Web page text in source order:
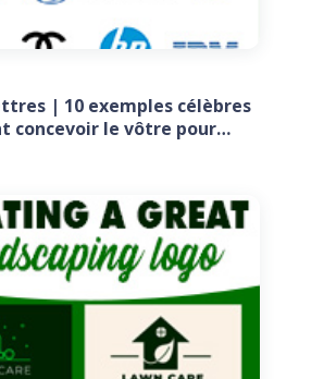
| 10 exemples célèbres
concevoir le vôtre pour